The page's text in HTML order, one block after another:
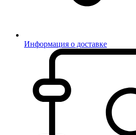
Информация о доставке